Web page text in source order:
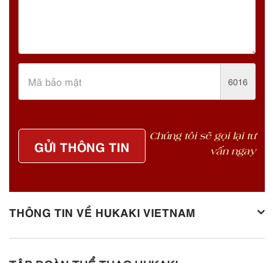
6016
GỬI THÔNG TIN
Chúng tôi sẽ gọi lại tư
vấn ngay
THÔNG TIN VỀ HUKAKI VIETNAM